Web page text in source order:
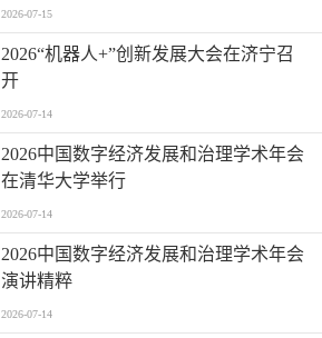
活动并进行走访交流
2026-07-15
2026“机器人+”创新发展大会在济宁召
开
2026-07-14
2026中国数字经济发展和治理学术年会
在清华大学举行
2026-07-14
2026中国数字经济发展和治理学术年会
演讲精粹
2026-07-14